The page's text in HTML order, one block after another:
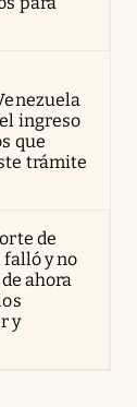
ingreso
que
trámite
de
falló y no
ahora
y